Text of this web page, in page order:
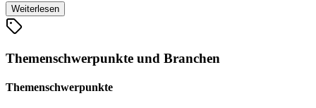
Rahmenprogramm mit Vorträgen und Podiumsdiskussionen ergänzt
die Jobmesse. Ob Studentin, Absolventin, erfahrene Fachfrau,
women&work Frankfurt ist der wichtigste Anlaufpunkt für alle
ambitionierten Frauen, die ihre Karriere nicht dem Zufall überlassen
Weiterlesen
Themenschwerpunkte und Branchen
Themenschwerpunkte